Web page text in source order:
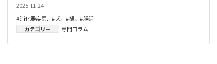
2025-11-24
消化器疾患、 犬、 猫、
腸活
カテゴリー
専門コラム